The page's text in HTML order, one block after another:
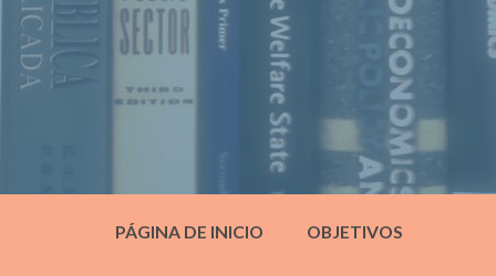
PÁGINA DE INICIO OBJETIVOS